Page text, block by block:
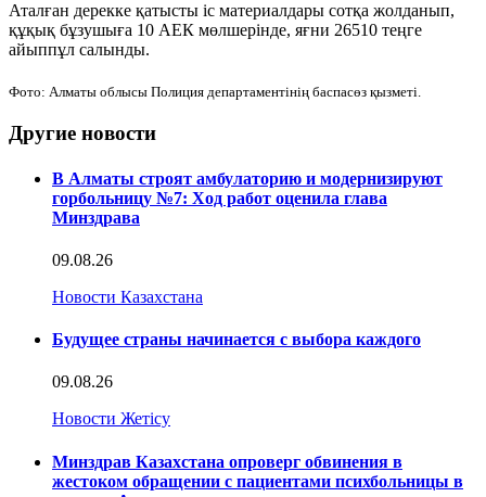
Аталған дерекке қатысты іс материалдары сотқа жолданып,
құқық бұзушыға 10 АЕК мөлшерінде, яғни 26510 теңге
айыппұл салынды.
Фото: Алматы облысы Полиция департаментінің баспасөз қызметі.
Другие новости
В Алматы строят амбулаторию и модернизируют
горбольницу №7: Ход работ оценила глава
Минздрава
09.08.26
Новости Казахстана
Будущее страны начинается с выбора каждого
09.08.26
Новости Жетісу
Минздрав Казахстана опроверг обвинения в
жестоком обращении с пациентами психбольницы в